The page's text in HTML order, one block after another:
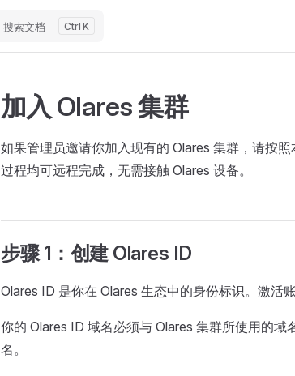
搜索文档 K
加入 Olares 集群
如果管理员邀请你加入现有的 Olares 集群，请按
过程均可远程完成，无需接触 Olares 设备。
步骤 1：创建 Olares ID
Olares ID 是你在 Olares 生态中的身份标识。激活
你的 Olares ID 域名必须与 Olares 集群所使用的
名。